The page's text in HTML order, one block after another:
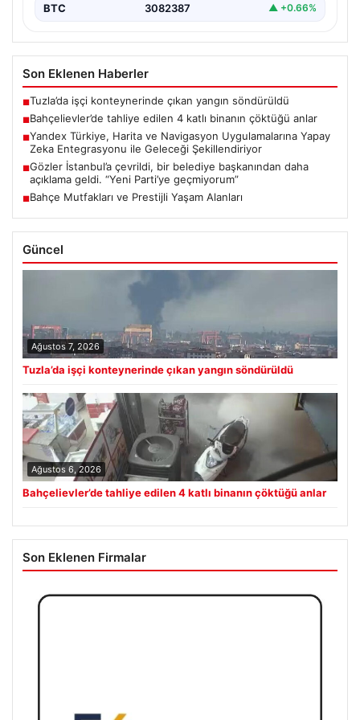
BTC 3082387 ▲ +0.66%
Son Eklenen Haberler
■Tuzla’da işçi konteynerinde çıkan yangın söndürüldü
■Bahçelievler’de tahliye edilen 4 katlı binanın çöktüğü anlar
■Yandex Türkiye, Harita ve Navigasyon Uygulamalarına Yapay
Zeka Entegrasyonu ile Geleceği Şekillendiriyor
■Gözler İstanbul’a çevrildi, bir belediye başkanından daha
açıklama geldi. “Yeni Parti’ye geçmiyorum”
■Bahçe Mutfakları ve Prestijli Yaşam Alanları
Güncel
Ağustos 7, 2026
Tuzla’da işçi konteynerinde çıkan yangın söndürüldü
Ağustos 6, 2026
Bahçelievler’de tahliye edilen 4 katlı binanın çöktüğü anlar
Son Eklenen Firmalar